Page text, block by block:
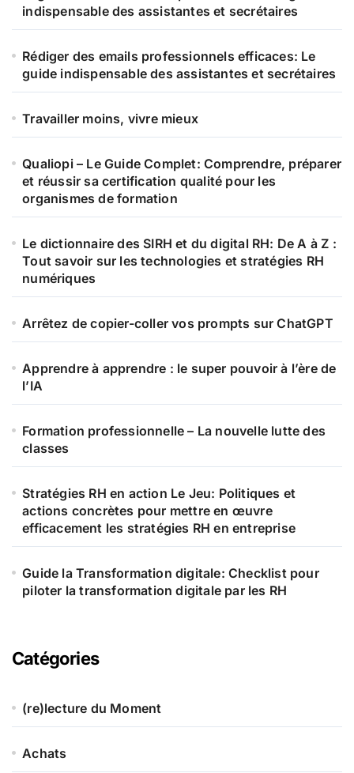
indispensable des assistantes et secrétaires
Rédiger des emails professionnels efficaces: Le
guide indispensable des assistantes et secrétaires
Travailler moins, vivre mieux
Qualiopi – Le Guide Complet: Comprendre, préparer
et réussir sa certification qualité pour les
organismes de formation
Le dictionnaire des SIRH et du digital RH: De A à Z :
Tout savoir sur les technologies et stratégies RH
numériques
Arrêtez de copier-coller vos prompts sur ChatGPT
Apprendre à apprendre : le super pouvoir à l’ère de
l’IA
Formation professionnelle – La nouvelle lutte des
classes
Stratégies RH en action Le Jeu: Politiques et
actions concrètes pour mettre en œuvre
efficacement les stratégies RH en entreprise
Guide la Transformation digitale: Checklist pour
piloter la transformation digitale par les RH
Catégories
(re)lecture du Moment
Achats